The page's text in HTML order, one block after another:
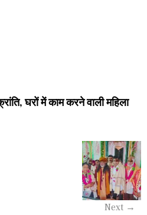
घरों में काम करने वाली महिला
Next →